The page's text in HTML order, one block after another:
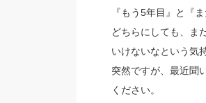
『もう5年目』と『
どちらにしても、ま
いけないなという気
突然ですが、最近聞
ください。